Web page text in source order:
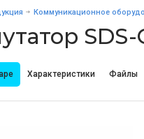
Коммуникационное
SDS-
Характеристики Файлы